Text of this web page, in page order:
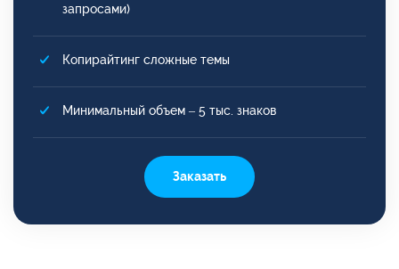
запросами)
Копирайтинг сложные темы
Минимальный объем – 5 тыс. знаков
Заказать